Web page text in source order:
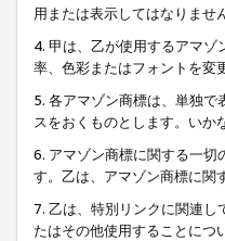
用または表示してはなりませ
4. 甲は、乙が使用するアマ
率、色彩またはフォントを変
5. 各アマゾン商標は、単独
スをおくものとします。いか
6. アマゾン商標に関する一切
す。乙は、アマゾン商標に関
7. 乙は、特別リンクに関連
たはその他使用することにつ